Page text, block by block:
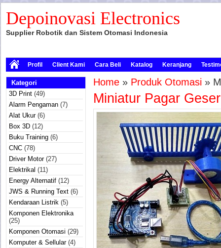
Depoinovasi Electronics
Supplier Robotik dan Sistem Otomasi Indonesia
Profil Client Kami Cara Beli Katalog Keranjang
Kategori
3D Print (49)
Alarm Pengaman (7)
Alat Ukur(6)
Box 3D (12)
Buku Training (6)
CNC (78)
Driver Motor(27)
Elektrikal (11)
Energy Alternatif (12)
JWS & Running Text (6)
Kendaraan Listrik (5)
Komponen Elektronika
(25)
Komponen Otomasi (29)
Komputer & Sellular(4)
Home » Produk Otomasi »
Miniatur Pagar